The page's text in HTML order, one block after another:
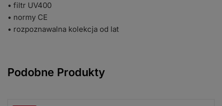
• filtr UV400
• normy CE
• rozpoznawalna kolekcja od lat
Podobne Produkty